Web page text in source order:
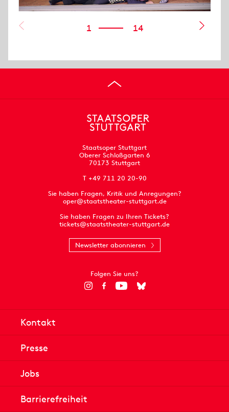
1 14
Staatsoper Stuttgart
Oberer Schloßgarten 6
70173 Stuttgart
T +49 711 20 20-90
Sie haben Fragen, Kritik und Anregungen?
oper@staatstheater-stuttgart.de
Sie haben Fragen zu Ihren Tickets?
tickets@staatstheater-stuttgart.de
Newsletter abonnieren
Folgen Sie uns?
Kontakt
Presse
Jobs
Barrierefreiheit